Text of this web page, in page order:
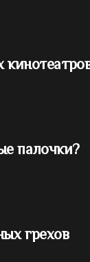
палочки?
грехов